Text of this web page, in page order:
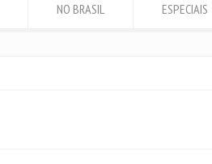
NO BRASIL ESPECIAIS